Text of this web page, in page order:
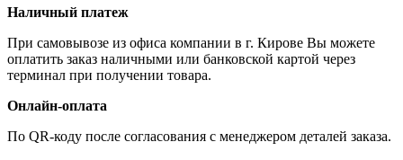
Наличный платеж
При самовывозе из офиса компании в г. Кирове Вы можете
оплатить заказ наличными или банковской картой через
терминал при получении товара.
Онлайн-оплата
По QR-коду после согласования с менеджером деталей заказа.